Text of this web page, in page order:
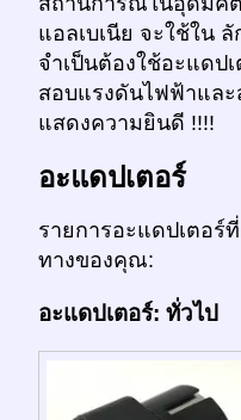
แอลเบเนีย จะใช้ใน
จำเป็นต้องใช้อะแดป
สอบแรงดันไฟฟ้าแล
แสดงความยินดี !!!!
อะแดปเตอร์
รายการอะแดปเตอร์
ทางของคุณ:
อะแดปเตอร์: ทั่วไป